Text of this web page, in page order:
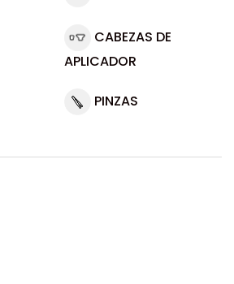
CABEZAS DE
APLICADOR
PINZAS